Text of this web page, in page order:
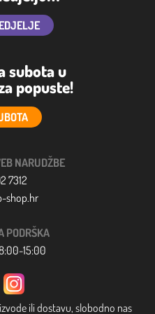
subota u
popuste!
NARUDŽBE
7312
shop.hr
PODRŠKA
15:00
ili dostavu, slobodno nas